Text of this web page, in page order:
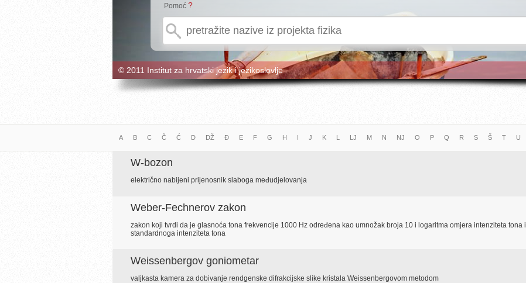
Pomoć ?
© 2011 Institut za hrvatski jezik i jezikoslovlje
A B C Č Ć D DŽ Đ E F G H I J K L LJ M N NJ O P Q R S Š T U
W-bozon
električno nabijeni prijenosnik slaboga međudjelovanja
Weber-Fechnerov zakon
zakon koji tvrdi da je glasnoća tona frekvencije 1000 Hz određena kao umnožak broja 10 i logaritma omjera intenziteta tona i
standardnoga intenziteta tona
Weissenbergov goniometar
valjkasta kamera za dobivanje rendgenske difrakcijske slike kristala Weissenbergovom metodom